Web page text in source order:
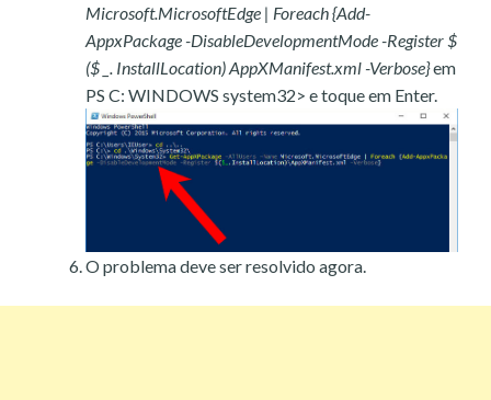
Microsoft.MicrosoftEdge | Foreach {Add-
AppxPackage -DisableDevelopmentMode -Register $
($ _. InstallLocation) AppXManifest.xml -Verbose}em
PS C: WINDOWS system32> e toque em Enter.
O problema deve ser resolvido agora.